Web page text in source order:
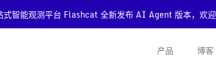
式智能观测平台 Flashcat 全新发布 AI Agent 版本，欢迎
产品 博客